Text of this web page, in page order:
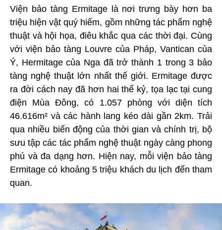
Viện bảo tàng Ermitage là nơi trưng bày hơn ba
triệu hiện vật quý hiếm, gồm những tác phẩm nghệ
thuật và hội họa, điêu khắc qua các thời đại. Cùng
với viện bảo tàng Louvre của Pháp, Vantican của
Ý, Hermitage của Nga đã trở thành 1 trong 3 bảo
tàng nghệ thuật lớn nhất thế giới. Ermitage được
ra đời cách nay đã hơn hai thế kỷ, tọa lạc tại cung
điện Mùa Đông, có 1.057 phòng với diện tích
46.616m² và các hành lang kéo dài gần 2km. Trải
qua nhiều biến động của thời gian và chính trị, bộ
sưu tập các tác phẩm nghệ thuật ngày càng phong
phú và đa dạng hơn. Hiện nay, mỗi viện bảo tàng
Ermitage có khoảng 5 triệu khách du lịch đến tham
quan.